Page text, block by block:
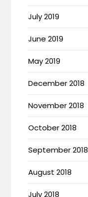
July 2019
June 2019
May 2019
December 2018
November 2018
October 2018
September 2018
August 2018
July 2018